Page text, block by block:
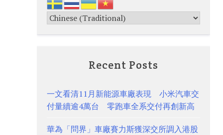
Recent Posts
一文看清11月新能源車廠表現 小米汽車交
付量續逾4萬台 零跑車全系交付再創新高
華為「問界」車廠賽力斯獲深交所調入港股